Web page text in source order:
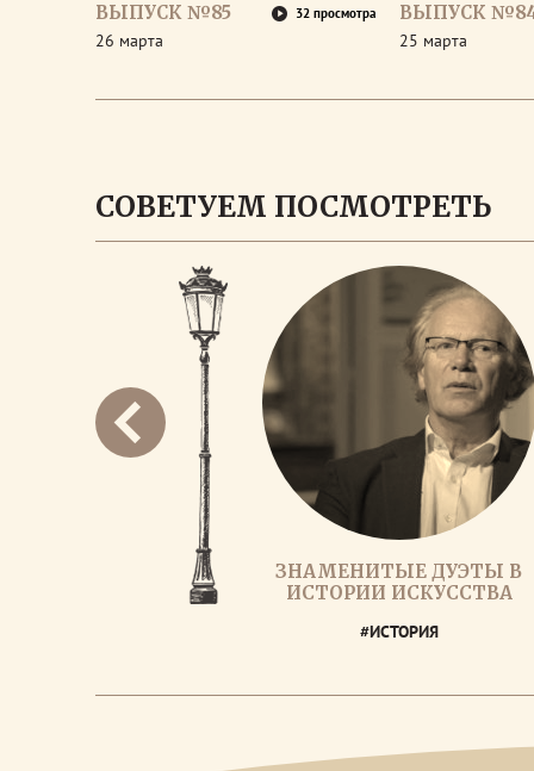
ВЫПУСК №85 32 просмотра
26 марта
ВЫПУСК
25 марта
СОВЕТУЕМ ПОСМОТРЕТЬ
ЗНАМЕНИТЫЕ ДУЭТЫ В
ИСТОРИИ ИСКУССТВА
#ИСТОРИЯ